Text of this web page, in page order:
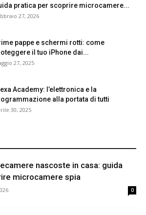
pratica per scoprire microcamere...
27, 2026
pappe e schermi rotti: come
il tuo iPhone dai...
27, 2025
Academy: l’elettronica e la
alla portata di tutti
30, 2025
nascoste in casa: guida
microcamere spia
0